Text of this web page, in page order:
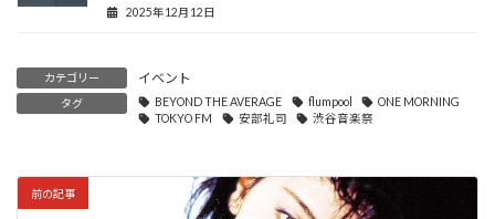
2025年12月12日
カテゴリー イベント
タグ BEYOND THE AVERAGE flumpool
ONE MORNING
TOKYO FM
安部礼司 渋谷音楽祭
前の記事